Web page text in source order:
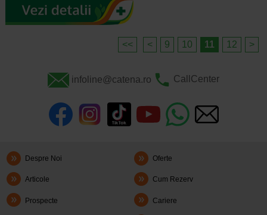
<< < 9 10 11 12 >
infoline@catena.ro CallCenter
Despre Noi Oferte
Articole Cum Rezerv
Prospecte Cariere